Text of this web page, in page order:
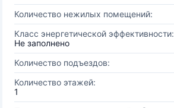
Количество нежилых помещений:
Класс энергетической эффективности:
Не заполнено
Количество подъездов:
Количество этажей:
1